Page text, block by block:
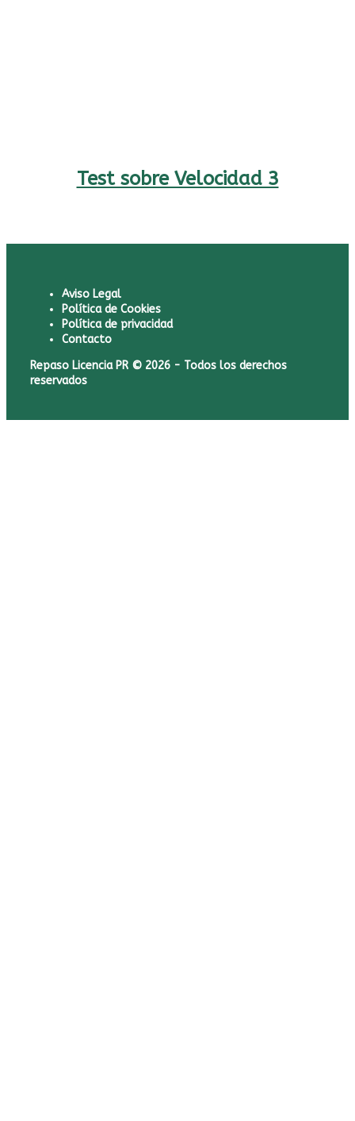
Test sobre Velocidad 3
Aviso Legal
Política de Cookies
Política de privacidad
Contacto
Repaso Licencia PR © 2026 - Todos los derechos
reservados